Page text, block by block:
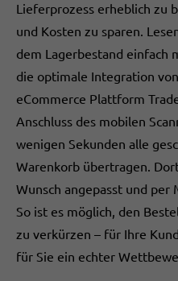
Lieferprozess erheblich zu
und Kosten zu sparen.
dem Lagerbestand einfach
die optimale Integration
eCommerce Plattform
Anschluss des mobilen
wenigen Sekunden alle
Warenkorb übertragen.
Wunsch angepasst und per
So ist es möglich, den
zu verkürzen – für Ihre
für Sie ein echter